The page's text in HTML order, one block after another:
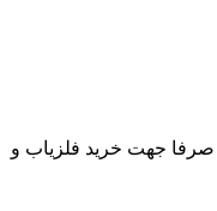
صرفا جهت خرید فلزیاب و